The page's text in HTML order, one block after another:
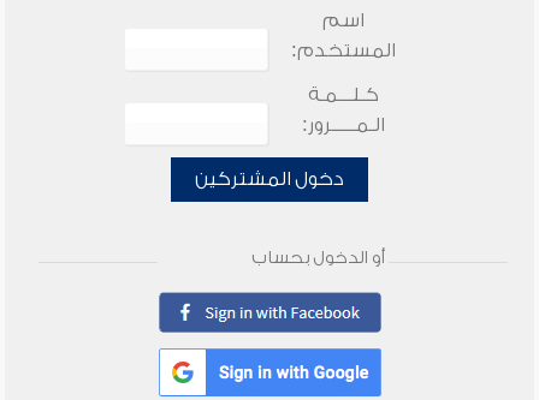
اسم
المستخدم:
كـلـــمـة
الـمـــــرور:
دخول المشتركين
أو الدخول بحساب